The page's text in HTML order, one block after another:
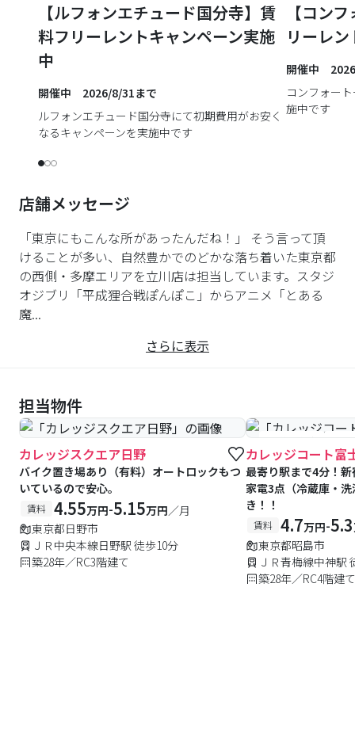
【ルフォンエチュード国分寺】賃
料フリーレントキャンペーン実施
中
開催中 2026/8/31まで
ルフォンエチュード国分寺にて初期費用がお安く
なるキャンペーンを実施中です
【コン
リーレ
開催中
コンフォー
施中です
店舗メッセージ
「東京にもこんな所があったんだね！」 そう言って頂
けることが多い、自然豊かでのどかな落ち着いた東京都
の西側・多摩エリアを立川店は担当しています。スタジ
オジブリ「平成狸合戦ぽんぽこ」からアニメ「とある
魔...
さらに表示
担当物件
カレッジスクエア日野
バイク置き場あり（有料）オートロックもつ
いているので安心。
賃料 4.55万円-5.15万円／月
東京都日野市
ＪＲ中央本線日野駅 徒歩10分
築28年／RC3階建て
#予約受付中 #空
カレッジコート富
最寄り駅まで4分！
家電3点（冷蔵庫・
き！！
賃料 4.7万円-5.3
東京都昭島市
ＪＲ青梅線中神駅
築28年／RC4階建て